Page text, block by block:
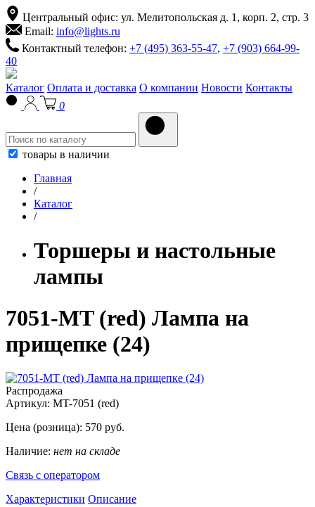
Центральный офис: ул. Мелитопольская д. 1, корп. 2, стр. 3
Email: info@lights.ru
Контактный телефон: +7 (495) 363-55-47, +7 (903) 664-99-
40
Каталог Оплата и доставка О компании Новости Контакты
0
товары в наличии
Главная
/
Каталог
/
Торшеры и настольные
лампы
7051-MT (red) Лампа на
прищепке (24)
Распродажа
Артикул: MT-7051 (red)
Цена (розница): 570 руб.
Наличие: нет на складе
Связь с оператором
Характеристики Описание